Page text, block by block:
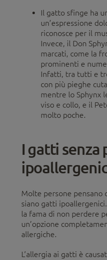
Il gatto sfinge ha
un’espressione
riconosce per il
Invece, il Don
marcati, come la
prominenti e
Infatti, tra tutti e
con più pieghe
mentre lo Sphynx
viso e collo, e il
molto poche.
I gatti senza
Molte persone pensano
siano gatti
la fama di non perdere
un’opzione
allergiche.
L’allergia ai gatti è